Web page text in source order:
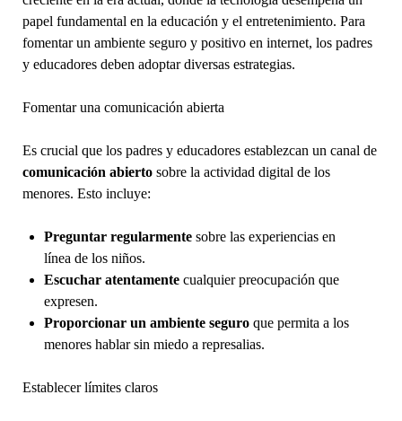
papel fundamental en la educación y el entretenimiento. Para
fomentar un ambiente seguro y positivo en internet, los padres
y educadores deben adoptar diversas estrategias.
Fomentar una comunicación abierta
Es crucial que los padres y educadores establezcan un canal de
comunicación abiertosobre la actividad digital de los
menores. Esto incluye:
Preguntar regularmentesobre las experiencias en
línea de los niños.
Escuchar atentamentecualquier preocupación que
expresen.
Proporcionar un ambiente seguroque permita a los
menores hablar sin miedo a represalias.
Establecer límites claros